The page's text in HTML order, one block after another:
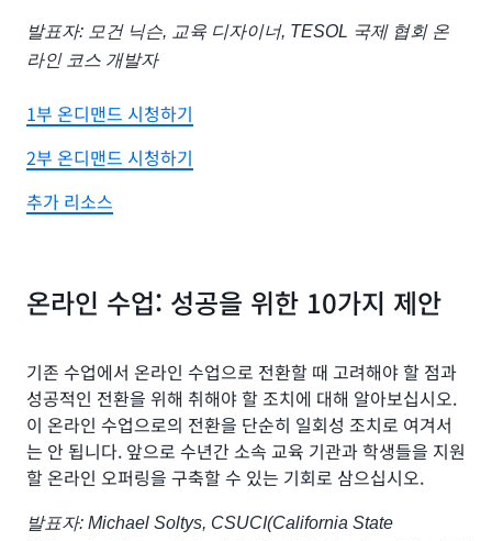
발표자: 모건 닉슨, 교육 디자이너, TESOL 국제 협회 온
라인 코스 개발자
1부 온디맨드 시청하기
2부 온디맨드 시청하기
추가 리소스
온라인 수업: 성공을 위한 10가지 제안
기존 수업에서 온라인 수업으로 전환할 때 고려해야 할 점과
성공적인 전환을 위해 취해야 할 조치에 대해 알아보십시오.
이 온라인 수업으로의 전환을 단순히 일회성 조치로 여겨서
는 안 됩니다. 앞으로 수년간 소속 교육 기관과 학생들을 지원
할 온라인 오퍼링을 구축할 수 있는 기회로 삼으십시오.
발표자: Michael Soltys, CSUCI(California State